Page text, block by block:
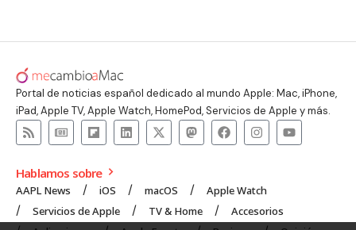
Portal de noticias español dedicado al mundo Apple: Mac, iPhone,
iPad, Apple TV, Apple Watch, HomePod, Servicios de Apple y más.
Hablamos sobre
AAPL News iOS macOS
Apple Watch
Servicios de Apple
TV & Home
Accesorios